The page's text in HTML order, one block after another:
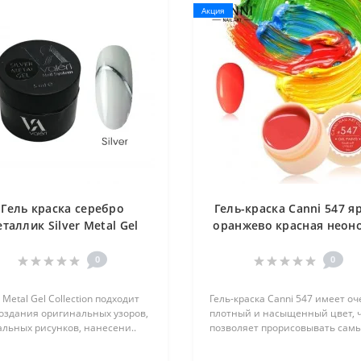
Гель краска серебро
Silver Metal Gel
0
Gel Collection подходит
оригинальных узоров,
рисунков, нанесени..
Акция
Гель-краска Canni 547
оранжево красная
0
Гель-краска Canni 547 имеет
плотный и насыщенный цвет,
позволяет прорисовывать